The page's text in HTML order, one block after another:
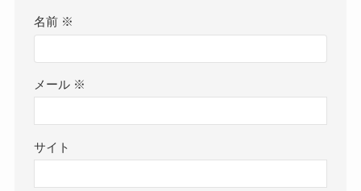
名前 ※
メール ※
サイト